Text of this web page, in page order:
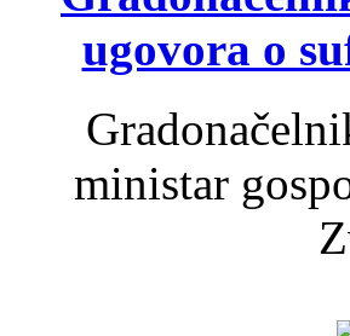
ugovora o
ministar